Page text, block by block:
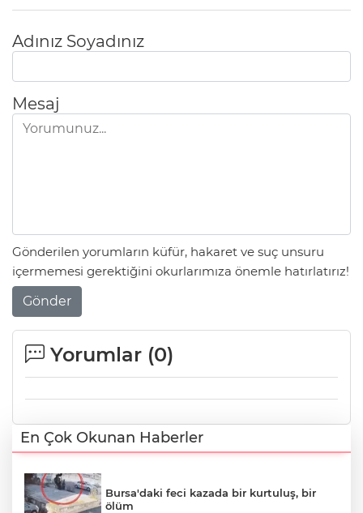
Adınız Soyadınız
Mesaj
Gönderilen yorumların küfür, hakaret ve suç unsuru
içermemesi gerektiğini okurlarımıza önemle hatırlatırız!
Gönder
Yorumlar (0)
En Çok Okunan Haberler
Bursa'daki feci kazada bir kurtuluş, bir
ölüm